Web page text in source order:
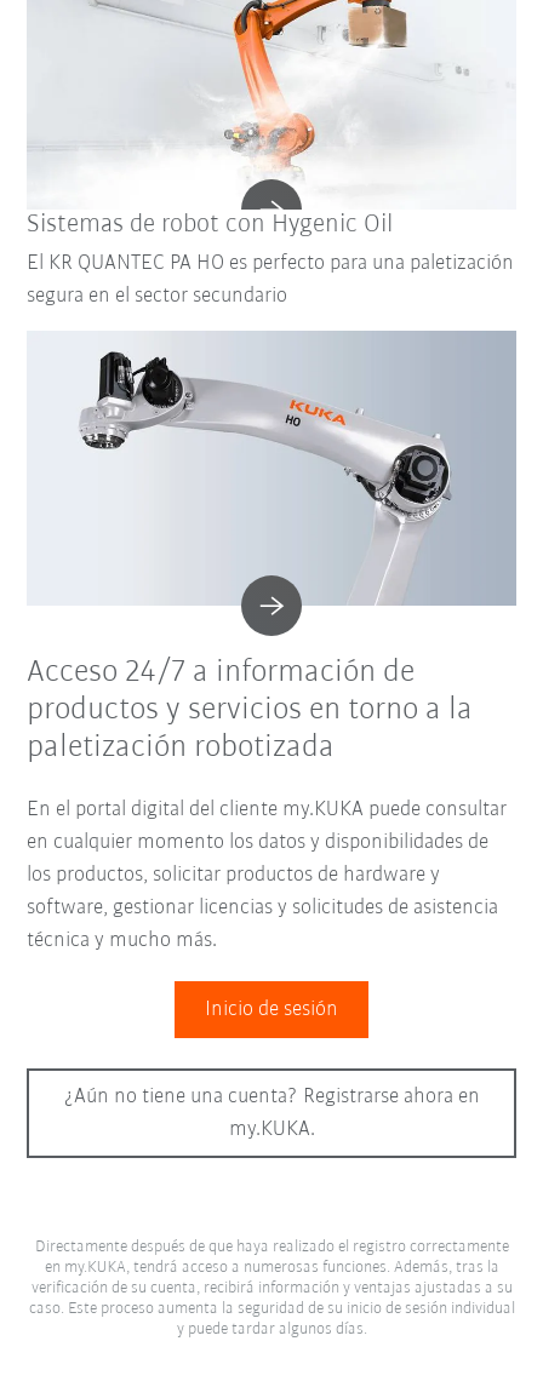
Sistemas de robot con Hygenic Oil
El KR QUANTEC PA HO es perfecto para una paletización
segura en el sector secundario
Acceso 24/7 a información de
productos y servicios en torno a la
paletización robotizada
En el portal digital del cliente my.KUKA puede consultar
en cualquier momento los datos y disponibilidades de
los productos, solicitar productos de hardware y
software, gestionar licencias y solicitudes de asistencia
técnica y mucho más.
Inicio de sesión
¿Aún no tiene una cuenta? Registrarse ahora en
my.KUKA.
Directamente después de que haya realizado el registro correctamente
en my.KUKA, tendrá acceso a numerosas funciones. Además, tras la
verificación de su cuenta, recibirá información y ventajas ajustadas a su
caso. Este proceso aumenta la seguridad de su inicio de sesión individual
y puede tardar algunos días.